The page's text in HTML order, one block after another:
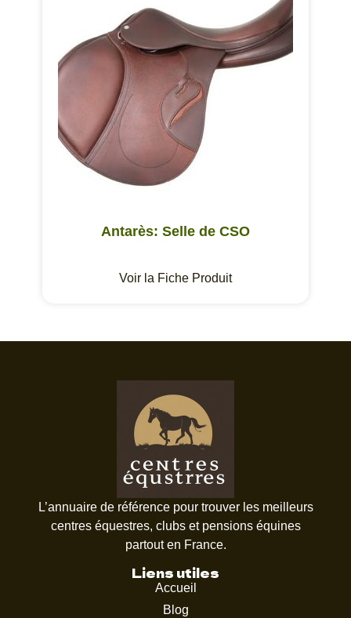
Antarès: Selle de CSO
Voir la Fiche Produit
L’annuaire de référence pour trouver les meilleurs
centres équestres, clubs et pensions équines
partout en France.
Liens utiles
Accueil
Blog